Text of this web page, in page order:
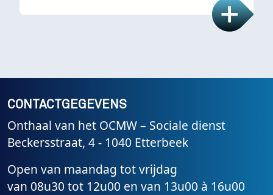
CONTACTGEGEVENS
Onthaal van het OCMW – Sociale dienst
Beckersstraat, 4 - 1040 Etterbeek
Open van maandag tot vrijdag
van 08u30 tot 12u00 en van 13u00 à 16u00